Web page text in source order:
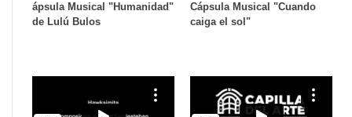
ápsula Musical "Humanidad"
de Lulú Bulos
Cápsula Musical "Cuando
caiga el sol"